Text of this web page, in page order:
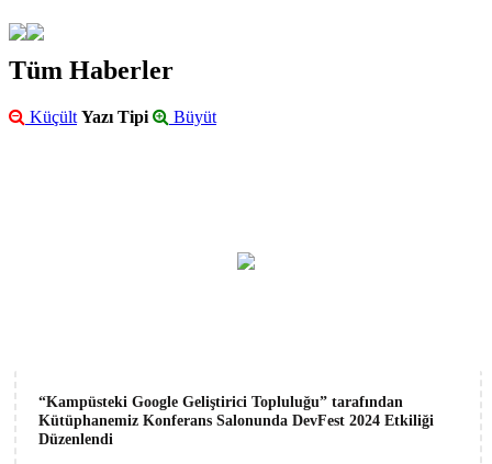
Tüm Haberler
Küçült Yazı Tipi Büyüt
“Kampüsteki Google Geliştirici Topluluğu” tarafından
Kütüphanemiz Konferans Salonunda DevFest 2024 Etkiliği
Düzenlendi